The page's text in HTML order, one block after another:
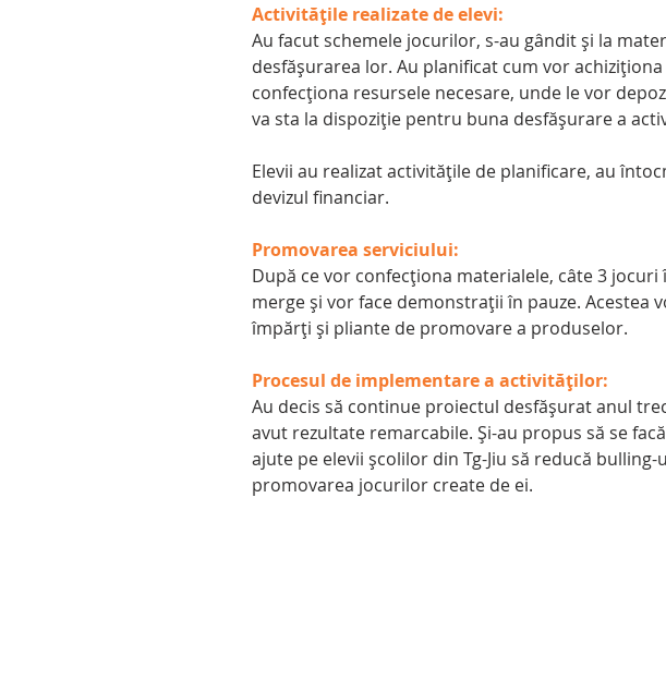
Activitățile realizate de elevi:
Au facut schemele jocurilor, s-au gândit și la
desfășurarea lor. Au planificat cum vor
confecționa resursele necesare, unde le vor
va sta la dispoziție pentru buna desfășurare a
Elevii au realizat activitățile de planificare, au
devizul financiar.
Promovarea serviciului:
După ce vor confecționa materialele, câte 3
merge și vor face demonstrații în pauze. Acestea
împărți și pliante de promovare a produselor.
Procesul de implementare a activităților:
Au decis să continue proiectul desfășurat anul
avut rezultate remarcabile. Și-au propus să se
ajute pe elevii școlilor din Tg-Jiu să reducă
promovarea jocurilor create de ei.